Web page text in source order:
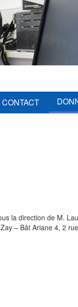
CONTACT
la direction de M.
– Bât Ariane 4, 2